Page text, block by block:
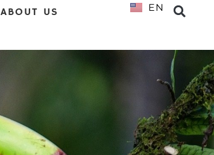
ABOUT US
EN
NL